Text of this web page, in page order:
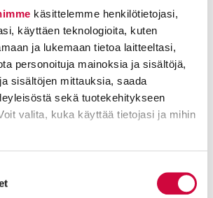
käsittelemme henkilötietojasi,
käyttäen teknologioita, kuten
ja lukemaan tietoa laitteeltasi,
personoituja mainoksia ja sisältöjä,
sisältöjen mittauksia, saada
sekä tuotekehitykseen
valita, kuka käyttää tietojasi ja mihin
. Voit muuttaa
myös